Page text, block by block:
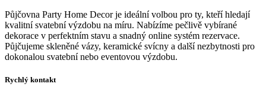
Půjčovna Party Home Decor je ideální volbou pro ty, kteří hledají
kvalitní svatební výzdobu na míru. Nabízíme pečlivě vybírané
dekorace v perfektním stavu a snadný online systém rezervace.
Půjčujeme skleněné vázy, keramické svícny a další nezbytnosti pro
dokonalou svatební nebo eventovou výzdobu.
Rychlý kontakt